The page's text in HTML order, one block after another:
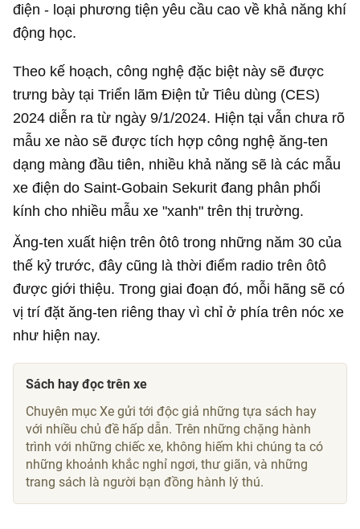
điện - loại phương tiện yêu cầu cao về khả năng khí
động học.
Theo kế hoạch, công nghệ đặc biệt này sẽ được
trưng bày tại Triển lãm Điện tử Tiêu dùng (CES)
2024 diễn ra từ ngày 9/1/2024. Hiện tại vẫn chưa rõ
mẫu xe nào sẽ được tích hợp công nghệ ăng-ten
dạng màng đầu tiên, nhiều khả năng sẽ là các mẫu
xe điện do Saint-Gobain Sekurit đang phân phối
kính cho nhiều mẫu xe "xanh" trên thị trường.
Ăng-ten xuất hiện trên ôtô trong những năm 30 của
thế kỷ trước, đây cũng là thời điểm radio trên ôtô
được giới thiệu. Trong giai đoạn đó, mỗi hãng sẽ có
vị trí đặt ăng-ten riêng thay vì chỉ ở phía trên nóc xe
như hiện nay.
Sách hay đọc trên xe
Chuyên mục Xe gửi tới độc giả những tựa sách hay
với nhiều chủ đề hấp dẫn. Trên những chặng hành
trình với những chiếc xe, không hiếm khi chúng ta có
những khoảnh khắc nghỉ ngơi, thư giãn, và những
trang sách là người bạn đồng hành lý thú.